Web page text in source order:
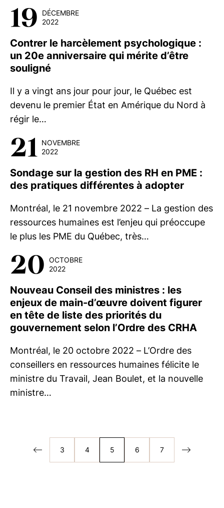
19
DÉCEMBRE
2022
Contrer le harcèlement psychologique :
un 20e anniversaire qui mérite d’être
souligné
Il y a vingt ans jour pour jour, le Québec est
devenu le premier État en Amérique du Nord à
régir le…
21
NOVEMBRE
2022
Sondage sur la gestion des RH en PME :
des pratiques différentes à adopter
Montréal, le 21 novembre 2022 – La gestion des
ressources humaines est l’enjeu qui préoccupe
le plus les PME du Québec, très…
20 OCTOBRE
2022
Nouveau Conseil des ministres : les
enjeux de main-d’œuvre doivent figurer
en tête de liste des priorités du
gouvernement selon l’Ordre des CRHA
Montréal, le 20 octobre 2022 – L’Ordre des
conseillers en ressources humaines félicite le
ministre du Travail, Jean Boulet, et la nouvelle
ministre…
3 4 5 6 7